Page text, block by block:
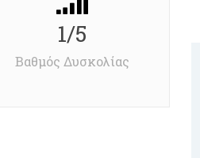
1/5
Βαθμός Δυσκολίας